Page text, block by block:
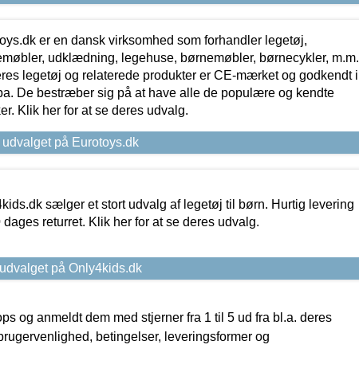
er en dansk virksomhed som forhandler legetøj,
udklædning, legehuse, børnemøbler, børnecykler, m.m.
legetøj og relaterede produkter er CE-mærket og godkendt i
De bestræber sig på at have alle de populære og kendte
Klik her for at se deres udvalg.
udvalget på Eurotoys.dk
sælger et stort udvalg af legetøj til børn. Hurtig levering
dages returret. Klik her for at se deres udvalg.
på Only4kids.dk
og anmeldt dem med stjerner fra 1 til 5 ud fra bl.a. deres
betingelser, leveringsformer og